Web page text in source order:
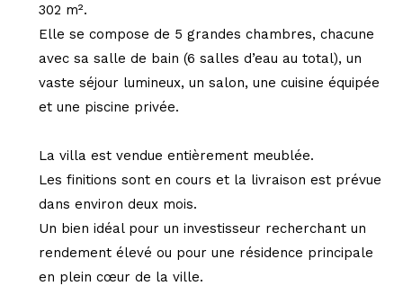
302 m².
Elle se compose de 5 grandes chambres, chacune
avec sa salle de bain (6 salles d’eau au total), un
vaste séjour lumineux, un salon, une cuisine équipée
et une piscine privée.
La villa est vendue entièrement meublée.
Les finitions sont en cours et la livraison est prévue
dans environ deux mois.
Un bien idéal pour un investisseur recherchant un
rendement élevé ou pour une résidence principale
en plein cœur de la ville.